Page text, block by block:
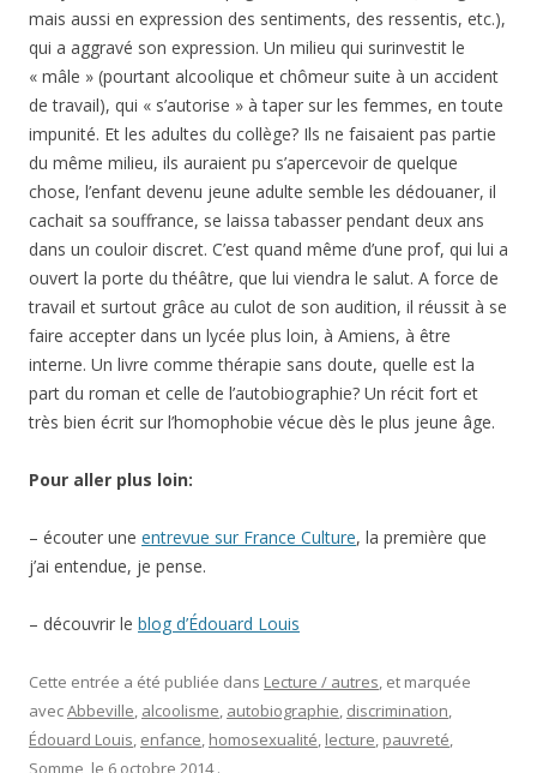
mais aussi en expression des sentiments, des ressentis, etc.),
qui a aggravé son expression. Un milieu qui surinvestit le
« mâle » (pourtant alcoolique et chômeur suite à un accident
de travail), qui « s’autorise » à taper sur les femmes, en toute
impunité. Et les adultes du collège? Ils ne faisaient pas partie
du même milieu, ils auraient pu s’apercevoir de quelque
chose, l’enfant devenu jeune adulte semble les dédouaner, il
cachait sa souffrance, se laissa tabasser pendant deux ans
dans un couloir discret. C’est quand même d’une prof, qui lui a
ouvert la porte du théâtre, que lui viendra le salut. A force de
travail et surtout grâce au culot de son audition, il réussit à se
faire accepter dans un lycée plus loin, à Amiens, à être
interne. Un livre comme thérapie sans doute, quelle est la
part du roman et celle de l’autobiographie? Un récit fort et
très bien écrit sur l’homophobie vécue dès le plus jeune âge.
Pour aller plus loin:
– écouter une entrevue sur France Culture, la première que
j’ai entendue, je pense.
– découvrir le blog d’Édouard Louis
Cette entrée a été publiée dans Lecture / autres, et marquée
avecAbbeville, alcoolisme, autobiographie, discrimination,
Édouard Louis, enfance, homosexualité, lecture, pauvreté,
Somme , le 6 octobre 2014 .